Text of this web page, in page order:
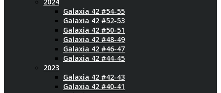
Galaxia 42 #54-55
Galaxia 42 #52-53
Galaxia 42 #50-51
Galaxia 42 #48-49
Galaxia 42 #46-47
Galaxia 42 #44-45
2023
Galaxia 42 #42-43
Galaxia 42 #40-41